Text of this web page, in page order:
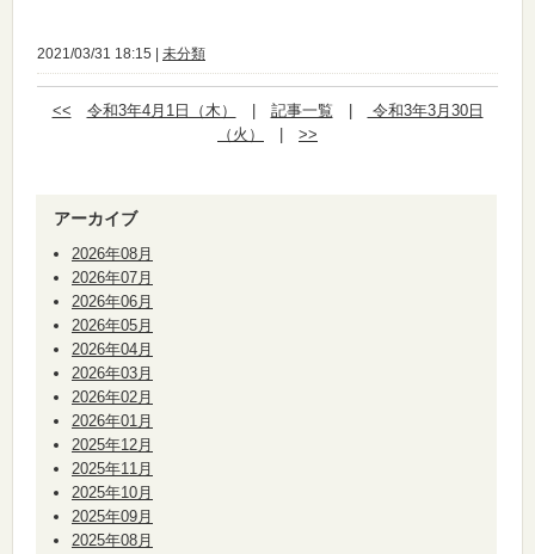
2021/03/31 18:15 | 未分類
<< 令和3年4月1日（木） 記事一覧
令和3年3月30日
（火）
>>
アーカイブ
2026年08月
2026年07月
2026年06月
2026年05月
2026年04月
2026年03月
2026年02月
2026年01月
2025年12月
2025年11月
2025年10月
2025年09月
2025年08月